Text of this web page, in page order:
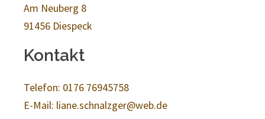
Am Neuberg 8
91456 Diespeck
Kontakt
Telefon: 0176 76945758
E-Mail: liane.schnalzger@web.de